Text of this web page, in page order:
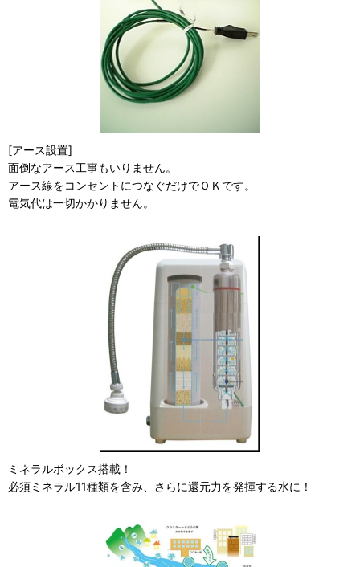
[アース設置]
面倒なアース工事もいりません。
アース線をコンセントにつなぐだけでＯＫです。
電気代は一切かかりません。
ミネラルボックス搭載！
必須ミネラル11種類を含み、さらに還元力を発揮する水に！